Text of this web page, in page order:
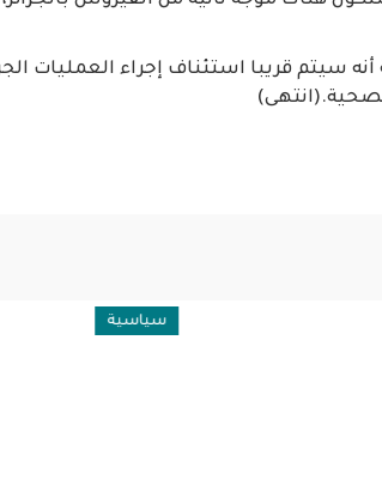
سيتم قريبا استئناف إجراء العمليات
سياسية